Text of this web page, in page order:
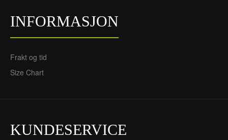
INFORMASJON
Frakt og tid
Size Chart
KUNDESERVICE